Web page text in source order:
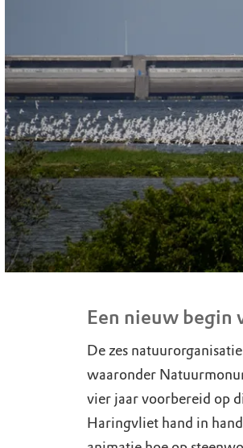
Een nieuw
De zes
waaronder
vier jaar voorbereid op
Haringvliet hand in